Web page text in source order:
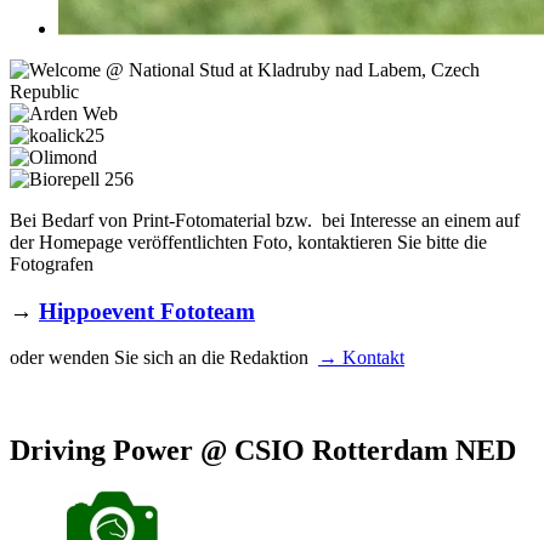
Bei Bedarf von Print-Fotomaterial bzw. bei Interesse an einem auf
der Homepage veröffentlichten Foto, kontaktieren Sie bitte die
Fotografen
→ Hippoevent Fototeam
oder wenden Sie sich an die Redaktion → Kontakt
Driving Power @ CSIO Rotterdam NED